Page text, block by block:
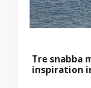
Tre snabba
inspiration